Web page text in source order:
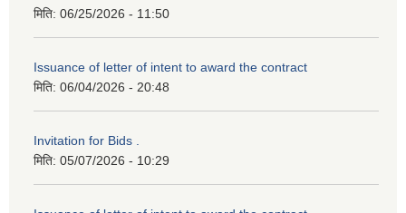
मिति: 06/25/2026 - 11:50
Issuance of letter of intent to award the contract
मिति: 06/04/2026 - 20:48
Invitation for Bids .
मिति: 05/07/2026 - 10:29